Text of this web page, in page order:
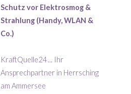
Schutz vor Elektrosmog &
Strahlung (Handy, WLAN &
Co.)
KraftQuelle24 ... Ihr
Ansprechpartner in Herrsching
am Ammersee